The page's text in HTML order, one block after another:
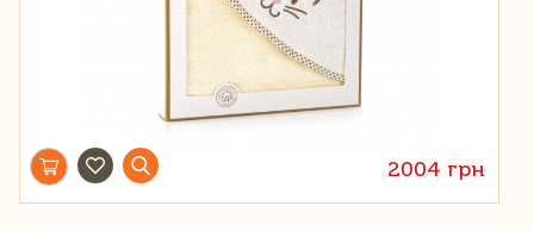
2004 грн